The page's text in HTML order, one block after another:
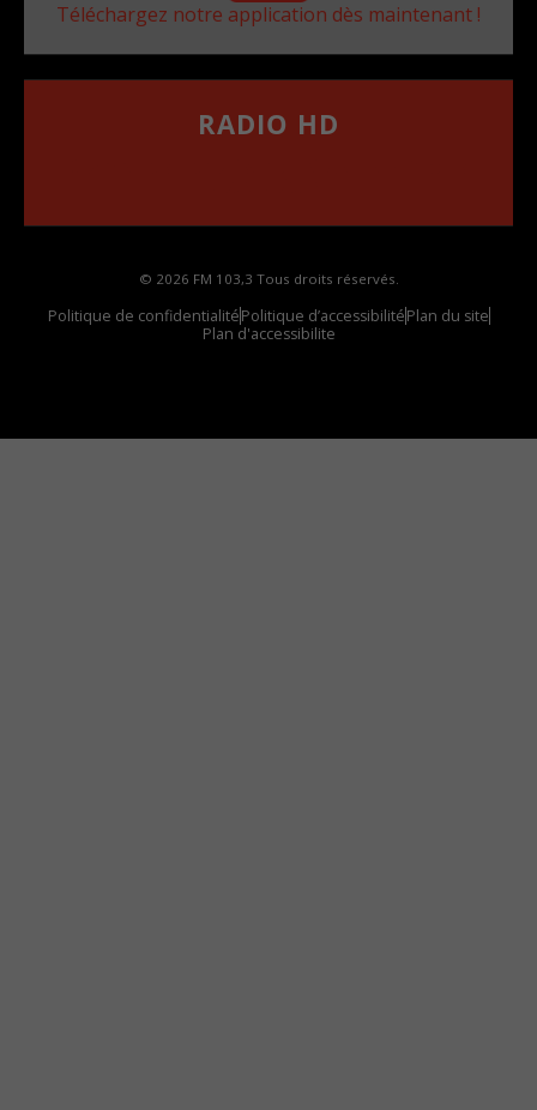
Téléchargez notre application dès maintenant !
RADIO HD
© 2026 FM 103,3 Tous droits réservés.
Politique de confidentialitéPolitique d’accessibilitéPlan du site
Plan d'accessibilite